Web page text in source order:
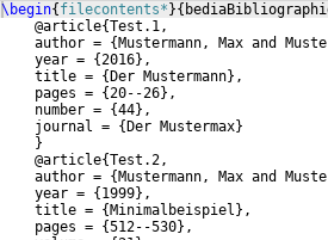
\begin{ filecontents* }{
    @article
{Test.1,
    author =
{ Mustermann, Max and
    year =
{2016} ,
    title =
{ Der Mustermann} ,
    pages =
{20--26} ,
    number =
{44} ,
    journal =
{ Der Mustermax}
}
    @article
{Test.2,
    author =
{ Mustermann, Max and
    year =
{ 1999} ,
    title =
{ Minimalbeispiel } ,
    pages =
{512--530} ,